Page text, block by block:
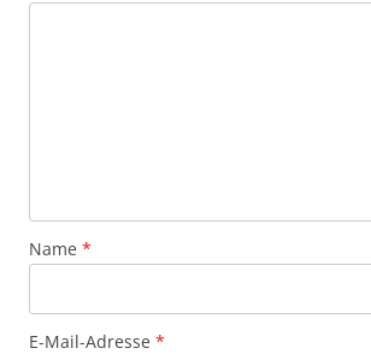
Name *
E-Mail-Adresse *